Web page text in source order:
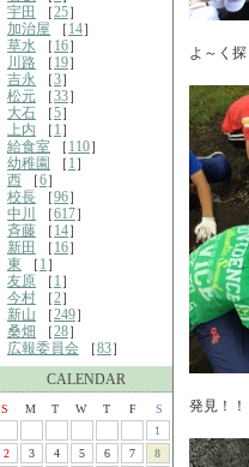
宇田
［25］
加治屋 ［ 14］
草水 ［ 16］
川路 ［ 19］
吉永 ［3］
松元 ［33］
大石 ［5］
上内 ［ 1 ］
給食室 ［ 110］
幼稚園
［ 1 ］
西 ［6］
校長 ［96］
中川
［617］
斉藤 ［ 14］
新田
［ 16］
東 ［ 1 ］
友原 ［ 1 ］
今村 ［2］
新山 ［249］
桑畑
［28］
広報委員会 ［83］
CALENDAR
S M T W T F
S
1
2
3 4 5 6 7
8
よ～く
発見！！